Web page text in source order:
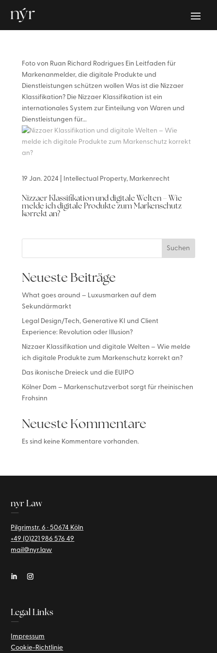
Nizzaer Klassifikation und digitale Welten – Wie
melde ich digitale Produkte zum Markenschutz
korrekt an?
19 Jan. 2024| Intellectual Property, Markenrecht
Foto von Ruan Richard Rodrigues Ein Leitfaden für
Markenanmelder, die digitale Produkte und
Dienstleistungen schützen wollen Was ist die Nizzaer
Klassifikation? Die Nizzaer Klassifikation ist ein
internationales System zur Einteilung von Waren und
Dienstleistungen für...
Suchen
Neueste Beiträge
What goes around – Luxusmarken auf dem
Sekundärmarkt
Legal Design/Tech, Generative KI und Client
Experience: Revolution oder Illusion?
Nizzaer Klassifikation und digitale Welten – Wie melde
ich digitale Produkte zum Markenschutz korrekt an?
Das ikonische Dreieck und die EUIPO
Kölner Dom – Markenschutzverbot sorgt für rheinischen
Frohsinn
Neueste Kommentare
Es sind keine Kommentare vorhanden.
nyr Law
—
Pilgrimstr. 6 · 50674 Köln
+49 (0)221986 576 49
mail@nyr.law
Legal Links
—
Impressum
Cookie-Richtlinie